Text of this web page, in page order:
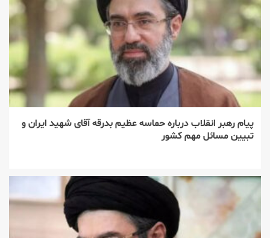
پیام رهبر انقلاب درباره حماسه عظیم بدرقه آقای شهید ایران و
تبیین مسائل مهم کشور